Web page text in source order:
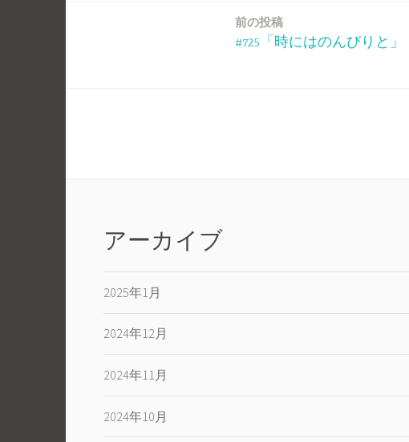
前の投稿
#725「時にはのんびりと」
アーカイブ
2025年1月
2024年12月
2024年11月
2024年10月